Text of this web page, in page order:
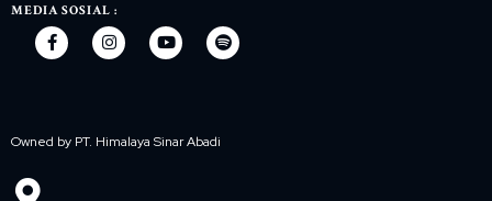
MEDIA SOSIAL :
Owned by PT. Himalaya Sinar Abadi